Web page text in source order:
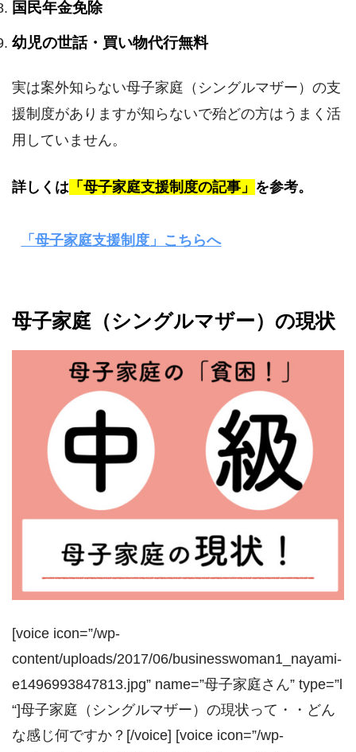
国民年金免除
幼児の世話・買い物代行無料
実は案外知らない母子家庭（シングルマザー）の支
援制度がありますが知らないで殆どの方はうまく活
用していません。
詳しくは 「母子家庭支援制度の記事」 を参考。
「母子家庭支援制度」こちらへ
母子家庭（シングルマザー）の現状
[voice icon=”/wp-
content/uploads/2017/06/businesswoman1_nayami-
e1496993847813.jpg” name=”母子家庭さん” type=”l
“]母子家庭（シングルマザー）の現状って・・どん
な感じ何ですか？[/voice] [voice icon=”/wp-